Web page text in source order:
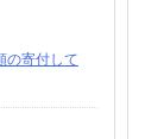
の寄付して